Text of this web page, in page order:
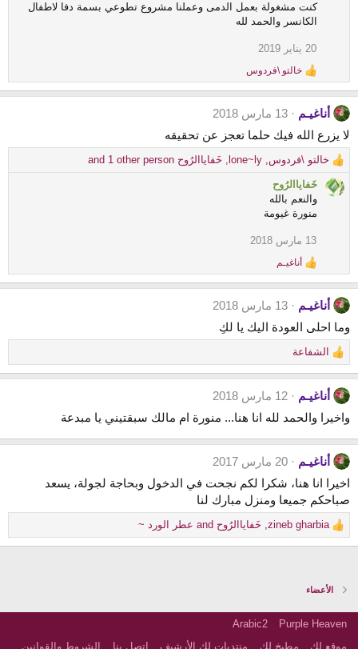
:
كنت مشغولة بعمل الدمى وعملنا مشروع تطوعي بسمة دفا لاطفال
الكانسر والحمد لله
20 يناير 2019
R
e
c
n
s
خالتو \فردوس
أناغيـم
13 مارس 2018
لا يزرع الله فيك حلما تعجز عن تحقيقه
R
e
a
s
:
خالتو \فردوس,
lone~ly
, خَفاياالرُوح
خَفاياالرُوح
والنعم بالله
منورة غيومة
13 مارس 2018
R
e
c
i
n
:
أناغيـم
أناغيـم
13 مارس 2018
وما احلى العودة اليك يا لكِ
R
e
a
c
t
o
n
s
:
الشفاعة
أناغيـم
12 مارس 2018
واخيرا والحمد لله انا هنا... منورة ام مالك سبقتيني يا مبدعة
أناغيـم
20 مارس 2017
اخيرا انا هنا، شكرا لكم نجحت في الدخول وبحاجة لجولة، يسعد
صباحكم جميعا ومنزل مبارك لنا
R
e
t
n
s
zineb gharbia
, خَفاياالرُوح عطر الورد ~
الأعضاء
Purple Heaven
Arabic2
موقع لكِ
مطبخ لكِ منتديات لكِ الأرشيف إتصل بنا الشروط والقوانين